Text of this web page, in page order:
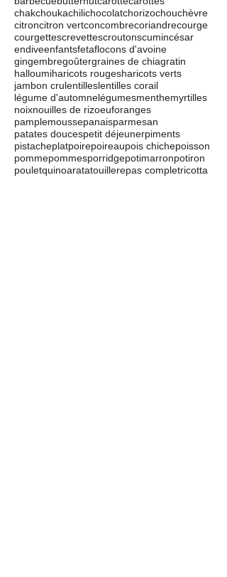
chakchoukachilichocolatchorizochouchèvre
citroncitron vertconcombrecoriandrecourge
courgettescrevettescroutonscumincésar
endiveenfantsfetaflocons d'avoine
gingembregoûtergraines de chiagratin
halloumiharicots rougesharicots verts
jambon crulentilleslentilles corail
légume d'automnelégumesmenthemyrtilles
noixnouilles de rizoeuforanges
pamplemoussepanaisparmesan
patates doucespetit déjeunerpiments
pistacheplatpoirepoireaupois chichepoisson
pommepommesporridgepotimarronpotiron
pouletquinoaratatouillerepas completricotta